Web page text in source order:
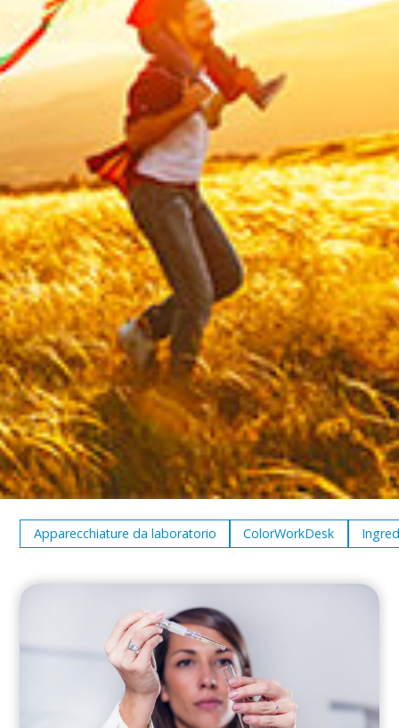
Apparecchiature da laboratorio ColorWorkDesk